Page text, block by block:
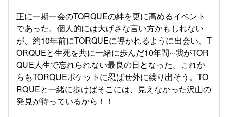
正に一期一会のTORQUEの絆を更に高めるイベント
であった。個人的には大げさな言い方かもしれない
が、約10年前にTORQUEに導かれるように出会い、T
ORQUEと生死を共に一緒に歩んだ10年間···我がTOR
QUE人生で忘れられない最良の日となった。これか
らもTORQUEポケットに忍ばせ外に繰り出そう。TO
RQUEと一緒に歩けばそこには、見えなかった沢山の
発見が待っているから！！